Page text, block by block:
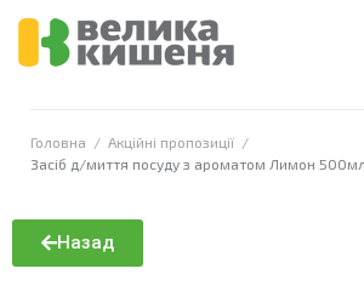
Головна / Акційні пропозиції /
Засіб д/миття посуду з ароматом Лимон
Назад